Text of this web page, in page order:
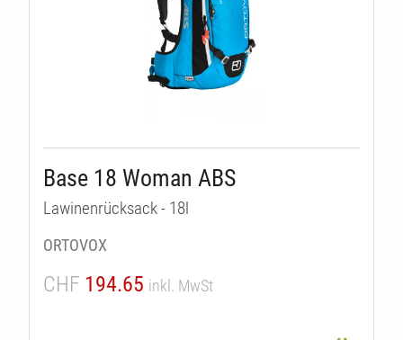
Base 18 Woman ABS
Lawinenrücksack - 18l
ORTOVOX
CHF 194.65 inkl. MwSt